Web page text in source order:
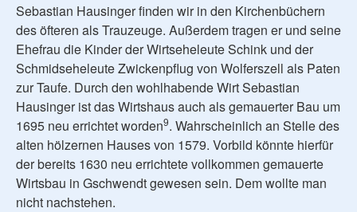
Sebastian Hausinger finden wir in den Kirchenbüchern
des öfteren als Trauzeuge. Außerdem tragen er und seine
Ehefrau die Kinder der Wirtseheleute Schink und der
Schmidseheleute Zwickenpflug von Wolferszell als Paten
zur Taufe. Durch den wohlhabende Wirt Sebastian
Hausinger ist das Wirtshaus auch als gemauerter Bau um
1695 neu errichtet worden9. Wahrscheinlich an Stelle des
alten hölzernen Hauses von 1579. Vorbild könnte hierfür
der bereits 1630 neu errichtete vollkommen gemauerte
Wirtsbau in Gschwendt gewesen sein. Dem wollte man
nicht nachstehen.